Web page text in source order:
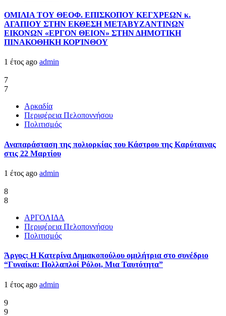
ΟΜΙΛΙΑ ΤΟΥ ΘΕΟΦ. ΕΠΙΣΚΟΠΟΥ ΚΕΓΧΡΕΩΝ κ.
ΑΓΑΠΙΟΥ ΣΤΗΝ ΕΚΘΕΣΗ ΜΕΤΑΒΥΖΑΝΤΙΝΩΝ
ΕΙΚΟΝΩΝ «ΕΡΓΟΝ ΘΕΙΟΝ» ΣΤΗΝ ΔΗΜΟΤΙΚΗ
ΠΙΝΑΚΟΘΗΚΗ ΚΟΡΊΝΘΟΥ
1 έτος ago admin
7
7
Αρκαδία
Περιφέρεια Πελοποννήσου
Πολιτισμός
Αναπαράσταση της πολιορκίας του Κάστρου της Καρύταινας
στις 22 Μαρτίου
1 έτος ago admin
8
8
ΑΡΓΟΛΙΔΑ
Περιφέρεια Πελοποννήσου
Πολιτισμός
Άργος: Η Κατερίνα Δημακοπούλου ομιλήτρια στο συνέδριο
“Γυναίκα: Πολλαπλοί Ρόλοι, Μια Ταυτότητα”
1 έτος ago admin
9
9